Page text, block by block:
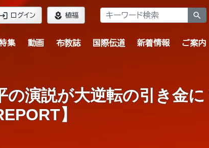
login ログイン local_florist 植福 search
集 動画 布教誌 国際伝道 新着情報 ご案内
演説が大逆転の引き金
】